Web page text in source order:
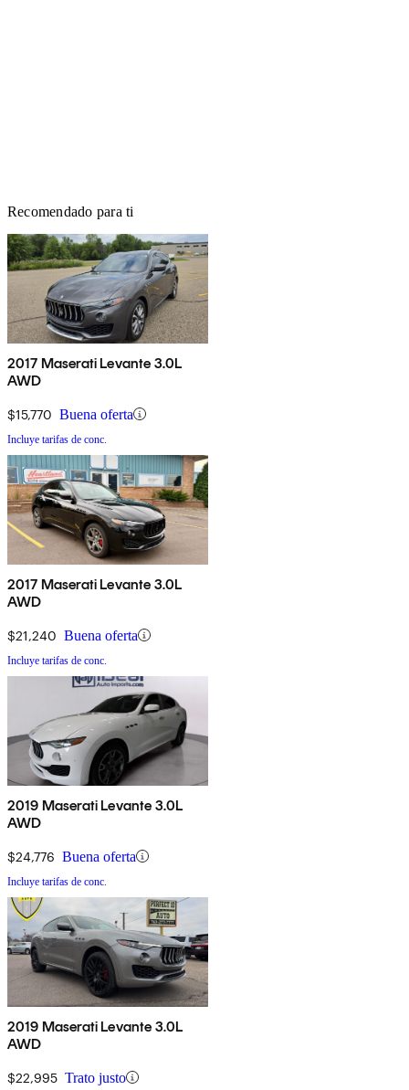
Recomendado para ti
2017 Maserati Levante 3.0L
AWD
$15,770 Buena oferta
Incluye tarifas de conc.
2017 Maserati Levante 3.0L
AWD
$21,240 Buena oferta
Incluye tarifas de conc.
2019 Maserati Levante 3.0L
AWD
$24,776 Buena oferta
Incluye tarifas de conc.
2019 Maserati Levante 3.0L
AWD
$22,995 Trato justo